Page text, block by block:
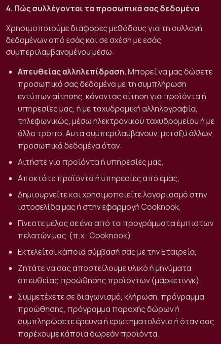
4. Πώς συλλέγονται τα προσωπικά σας δεδομένα
Χρησιμοποιούμε διάφορες μεθόδους για τη συλλογή
δεδομένων από εσάς και σε σχέση με εσάς
συμπεριλαμβανομένου μέσω:
Απευθείας αλληλεπίδραση.Μπορεί να μας δώσετε
προσωπικά σας δεδομένα με τη συμπλήρωση
εντύπων αίτησης, κάνοντας αίτηση για προϊόντα ή
υπηρεσίες μας, ή με ταχυδρομική αλληλογραφία,
τηλεφωνικώς, μέσω ηλεκτρονικού ταχυδρομείου ή με
άλλο τρόπο. Αυτά συμπεριλαμβάνουν, μεταξύ άλλων,
προσωπικά δεδομένα όταν:
Αιτήστε για προϊόντα ή υπηρεσίες μας,
Αποκτάτε προϊόντα ή υπηρεσίες από εμάς,
Δημιουργείτε και χρησιμοποιείτε λογαριασμό στην
ιστοσελίδα μας ή στην εφαρμογή Cooknook,
Γίνεστε μέλος σε ένα από τα προγράμματα έμπιστων
πελατών μας (π.χ. Cooknook);
Εκτελείται κάποια σύμβασή σας με την Εταιρεία,
Ζητάτε να σας αποστείλουμε υλικό ή μηνύματα
απευθείας προώθησης προϊόντων (μάρκετινγκ),
Συμμετέχετε σε διαγωνισμό, κλήρωση, πρόγραμμα
προώθησης, πρόγραμμα παροχής δώρων ή
συμπληρώσετε έρευνα ή ερωτηματολόγιο ή όταν σας
παρέχουμε κάποια δωρεάν προϊόντα,